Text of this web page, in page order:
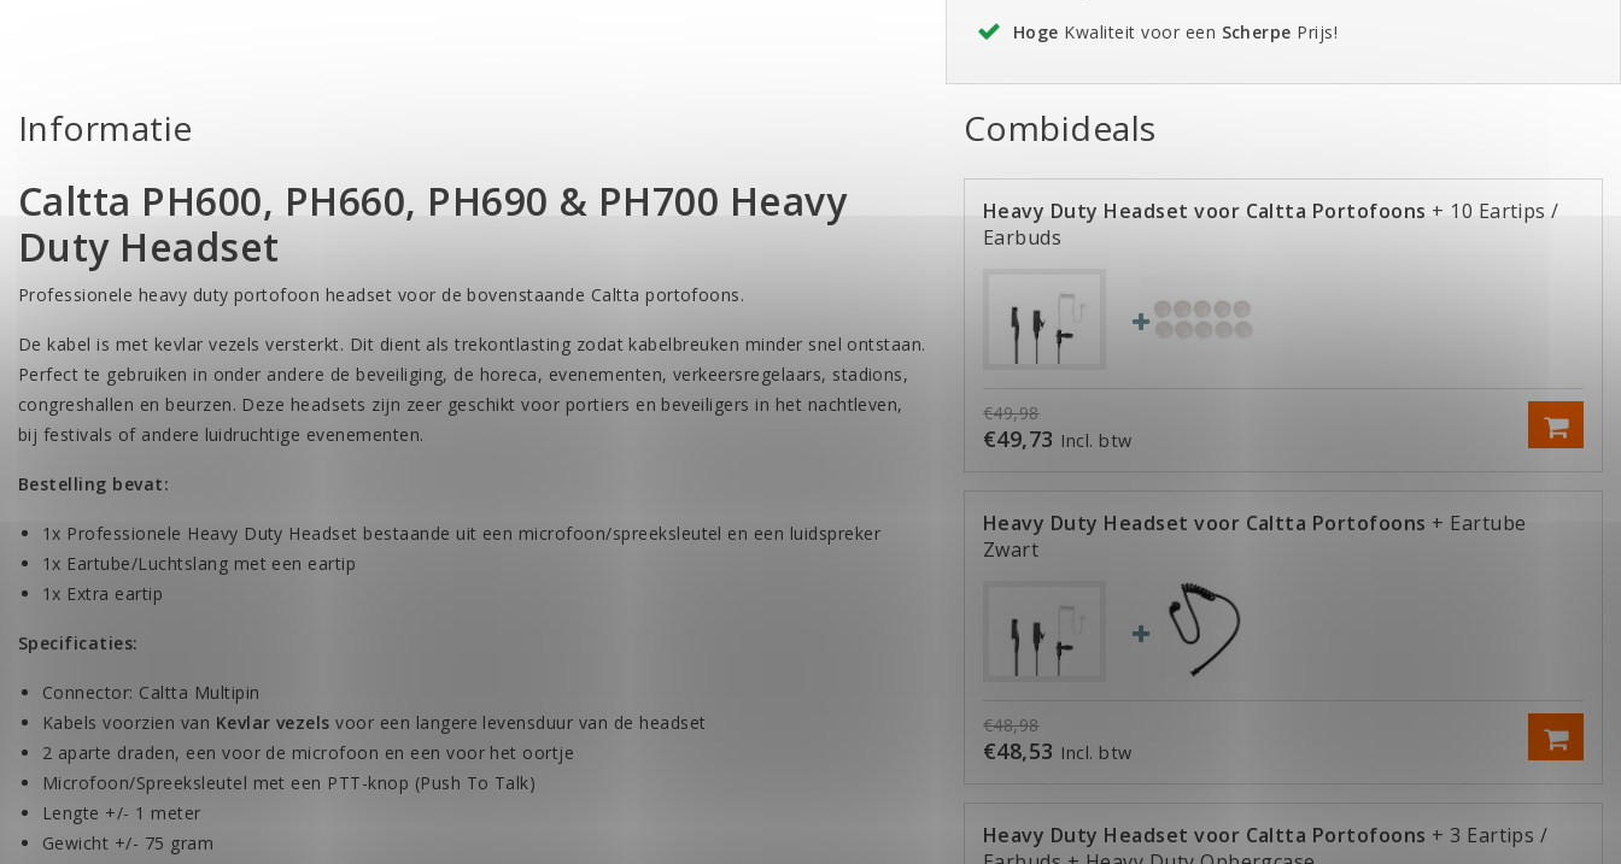
Hoge Kwaliteit voor een Scherpe Prijs!
Informatie
Caltta PH600, PH660, PH690 & PH700 Heavy
Duty Headset
Professionele heavy duty portofoon headset voor de bovenstaande Caltta portofoons.
De kabel is met kevlar vezels versterkt. Dit dient als trekontlasting zodat kabelbreuken minder snel ontstaan.
Perfect te gebruiken in onder andere de beveiliging, de horeca, evenementen, verkeersregelaars, stadions,
congreshallen en beurzen. Deze headsets zijn zeer geschikt voor portiers en beveiligers in het nachtleven,
bij festivals of andere luidruchtige evenementen.
Bestelling bevat:
1x Professionele Heavy Duty Headset bestaande uit een microfoon/spreeksleutel en een luidspreker
1x Eartube/Luchtslang met een eartip
1x Extra eartip
Specificaties:
Connector: Caltta Multipin
Kabels voorzien van Kevlar vezels voor een langere levensduur van de headset
2 aparte draden, een voor de microfoon en een voor het oortje
Microfoon/Spreeksleutel met een PTT-knop (Push To Talk)
Lengte +/- 1 meter
Gewicht +/- 75 gram
Combideals
Heavy Duty Headset voor Caltta Portofoons + 10 Eartips /
Earbuds
€49,98
€49,73 Incl. btw
Heavy Duty Headset voor Caltta Portofoons + Eartube
Zwart
€48,98
€48,53 Incl. btw
Heavy Duty Headset voor Caltta Portofoons + 3 Eartips /